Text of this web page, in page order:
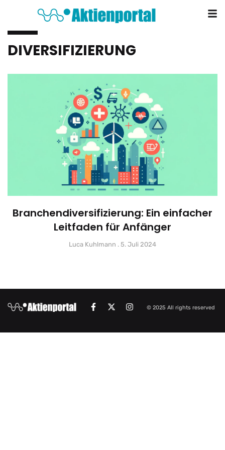
DIVERSIFIZIERUNG
Branchendiversifizierung: Ein einfacher
Leitfaden für Anfänger
Luca Kuhlmann 5. Juli 2024
© 2025 All rights reserved